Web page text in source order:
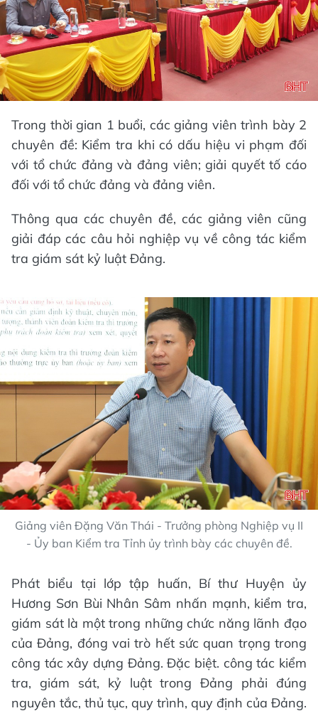
Trong thời gian 1 buổi, các giảng viên trình bày 2
chuyên đề: Kiểm tra khi có dấu hiệu vi phạm đối
với tổ chức đảng và đảng viên; giải quyết tố cáo
đối với tổ chức đảng và đảng viên.
Thông qua các chuyên đề, các giảng viên cũng
giải đáp các câu hỏi nghiệp vụ về công tác kiểm
tra giám sát kỷ luật Đảng.
Giảng viên Đặng Văn Thái - Trưởng phòng Nghiệp vụ II
- Ủy ban Kiểm tra Tỉnh ủy trình bày các chuyên đề.
Phát biểu tại lớp tập huấn, Bí thư Huyện ủy
Hương Sơn Bùi Nhân Sâm nhấn mạnh, kiểm tra,
giám sát là một trong những chức năng lãnh đạo
của Đảng, đóng vai trò hết sức quan trọng trong
công tác xây dựng Đảng. Đặc biệt. công tác kiểm
tra, giám sát, kỷ luật trong Đảng phải đúng
nguyên tắc, thủ tục, quy trình, quy định của Đảng.